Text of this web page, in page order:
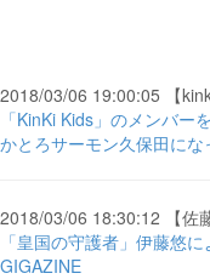
2018/03/06 19:00:05 【
「KinKi Kids」のメンバ
かとろサーモン久保田に
2018/03/06 18:30:12 【佐
「皇国の守護者」伊藤悠
GIGAZINE